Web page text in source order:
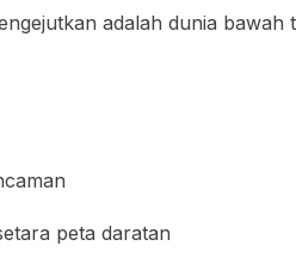
adalah dunia
peta daratan